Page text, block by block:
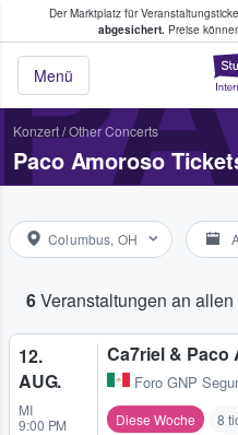
Der Marktplatz für
abgesichert.Preise
Menü
Tickets kaufen &
Konzert/Other Concerts
Paco Amoroso
Columbus, OH
6Veranstaltungen an allen
12.
AUG.
MI
9:00 PM
Ca7riel & Paco
Foro GNP
Diese Woche 8